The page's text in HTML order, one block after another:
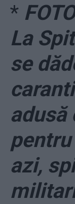
*
La
se
adusă
azi,